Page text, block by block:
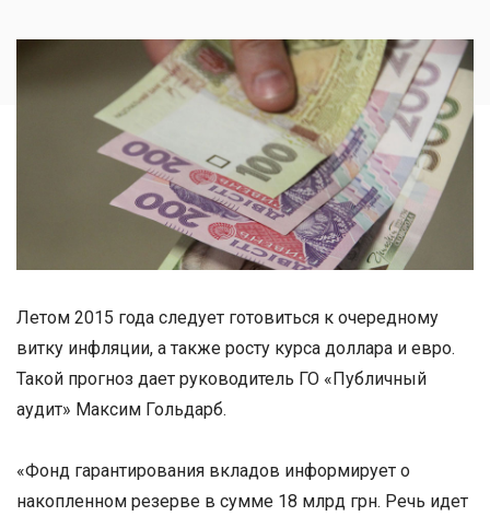
Летом 2015 года следует готовиться к очередному
витку инфляции, а также росту курса доллара и евро.
Такой прогноз дает руководитель ГО «Публичный
аудит» Максим Гольдарб.
«Фонд гарантирования вкладов информирует о
накопленном резерве в сумме 18 млрд грн. Речь идет